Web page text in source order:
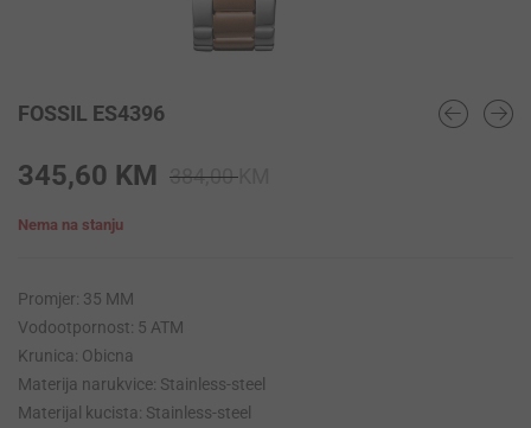
FOSSIL ES4396
384,00
345,60 KM
Nema na stanju
Promjer: 35 MM
Vodootpornost: 5 ATM
Krunica: Obicna
Materija narukvice: Stainless-steel
Materijal kucista: Stainless-steel